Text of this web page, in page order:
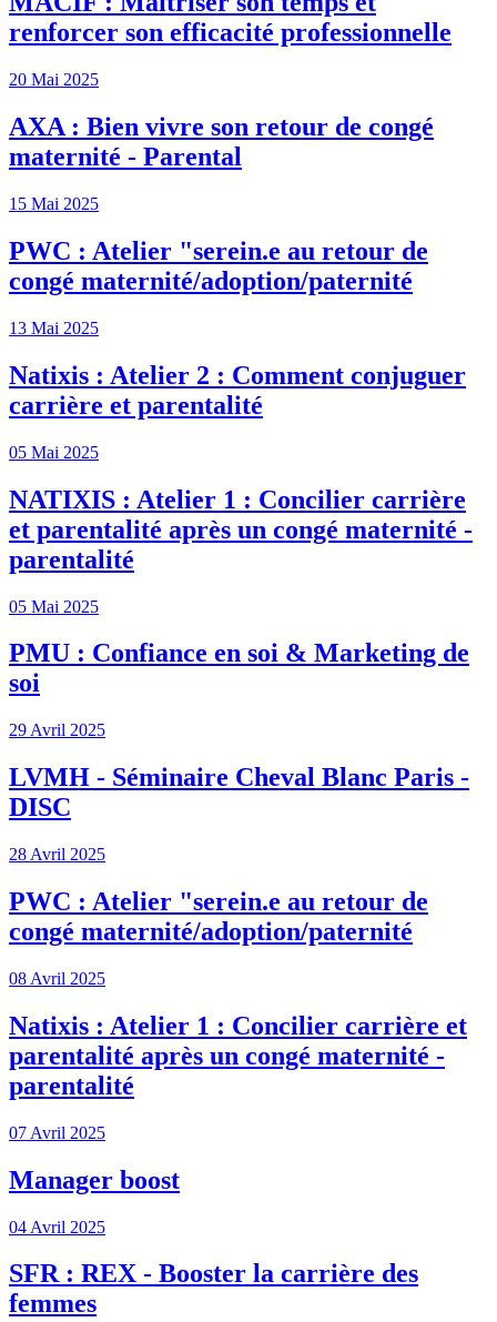
renforcer son efficacité professionnelle
20 Mai 2025
AXA : Bien vivre son retour de congé
maternité - Parental
15 Mai 2025
PWC : Atelier "serein.e au retour de
congé maternité/adoption/paternité
13 Mai 2025
Natixis : Atelier 2 : Comment conjuguer
carrière et parentalité
05 Mai 2025
NATIXIS : Atelier 1 : Concilier carrière
et parentalité après un congé maternité -
parentalité
05 Mai 2025
PMU : Confiance en soi & Marketing de
soi
29 Avril 2025
LVMH - Séminaire Cheval Blanc Paris -
DISC
28 Avril 2025
PWC : Atelier "serein.e au retour de
congé maternité/adoption/paternité
08 Avril 2025
Natixis : Atelier 1 : Concilier carrière et
parentalité après un congé maternité -
parentalité
07 Avril 2025
Manager boost
04 Avril 2025
SFR : REX - Booster la carrière des
femmes